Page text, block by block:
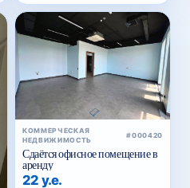
КОММЕРЧЕСКАЯ
НЕДВИЖИМОСТЬ
#000420
Сдаётся офисное помещение в
аренду
22 у.е.